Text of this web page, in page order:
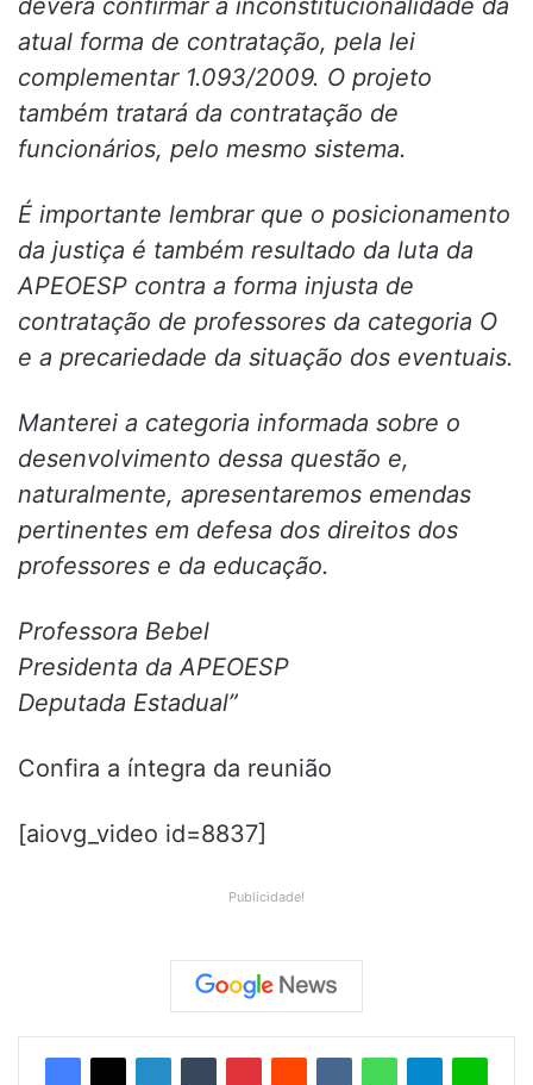
atual forma de contratação, pela lei
complementar 1.093/2009. O projeto
também tratará da contratação de
funcionários, pelo mesmo sistema.
É importante lembrar que o posicionamento
da justiça é também resultado da luta da
APEOESP contra a forma injusta de
contratação de professores da categoria O
e a precariedade da situação dos eventuais.
Manterei a categoria informada sobre o
desenvolvimento dessa questão e,
naturalmente, apresentaremos emendas
pertinentes em defesa dos direitos dos
professores e da educação.
Professora Bebel
Presidenta da APEOESP
Deputada Estadual”
Confira a íntegra da reunião
[aiovg_video id=8837]
Publicidade!